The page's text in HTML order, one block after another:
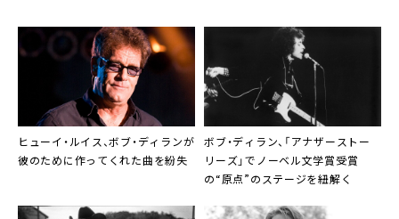
ヒューイ・ルイス、ボブ・ディランが
彼のために作ってくれた曲を紛失
ボブ・ディラン、「アナザーストー
リーズ」でノーベル文学賞受賞
の“原点”のステージを紐解く